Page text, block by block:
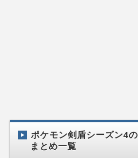
ポケモン剣盾シーズン4
まとめ一覧